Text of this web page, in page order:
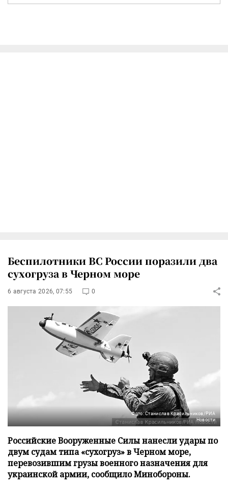
Беспилотники ВС России поразили два
сухогруза в Черном море
6 августа 2026, 07:55 0
Фото: Станислав Красильников/РИА
Новости
Российские Вооруженные Силы нанесли удары по
двум судам типа «сухогруз» в Черном море,
перевозившим грузы военного назначения для
украинской армии, сообщило Минобороны.